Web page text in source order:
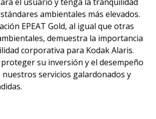
ambientales más elevados.
EPEAT Gold, al igual que otras
demuestra la importancia
corporativa para Kodak Alaris.
su inversión y el desempeño
nuestros servicios galardonados y